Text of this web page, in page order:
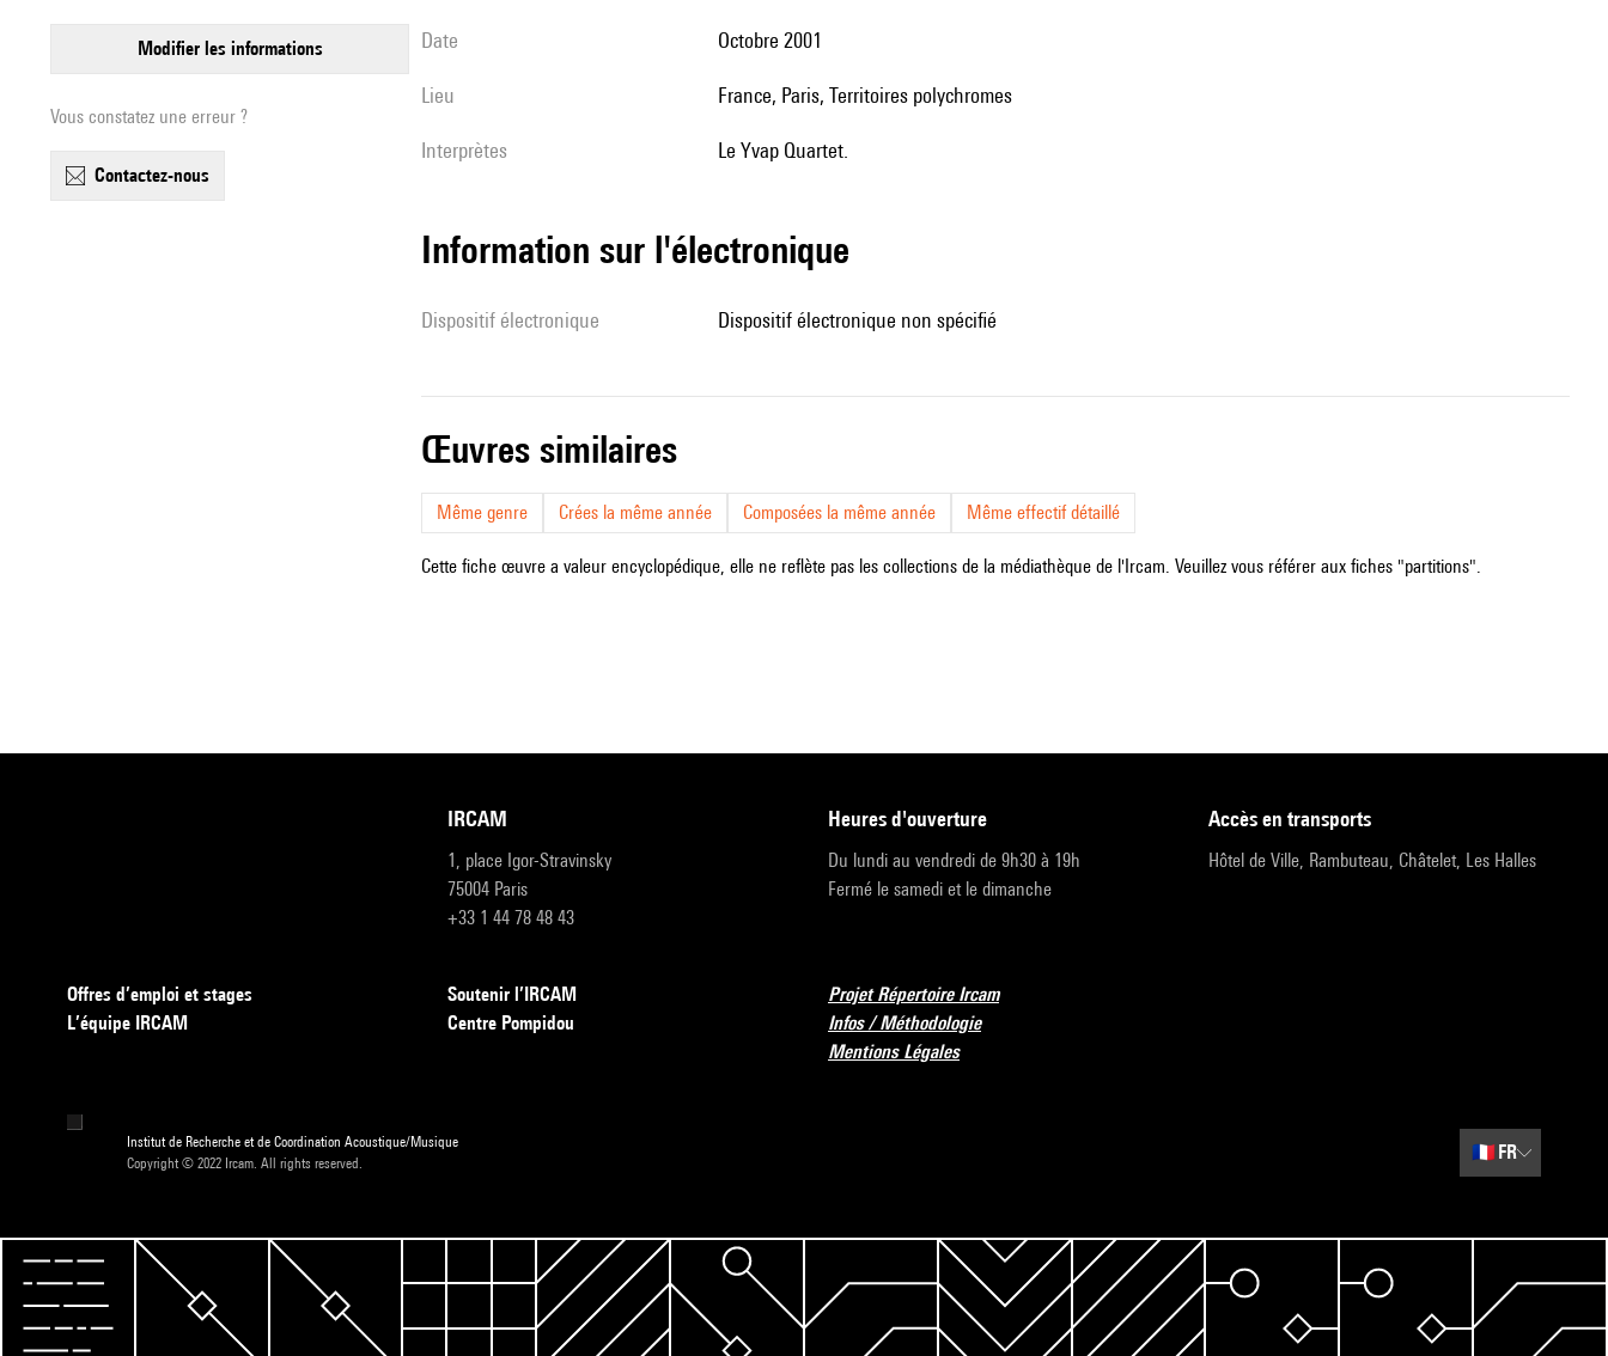
modifier les informations
Vous constatez une erreur ?
contactez-nous
date Octobre 2001
lieu France, Paris, Territoires polychromes
interprètes le Yvap Quartet.
Information sur l'électronique
Dispositif électronique dispositif électronique non spécifié
œuvres similaires
Même genre Crées la même année Composées la même année Même effectif détaillé
Cette fiche œuvre a valeur encyclopédique, elle ne reflète pas les collections de la médiathèque de l'Ircam. Veuillez vous référer aux fiches "partitions".
IRCAM
1, place Igor-Stravinsky
75004 Paris
+33 1 44 78 48 43
heures d'ouverture
Du lundi au vendredi de 9h30 à 19h
Fermé le samedi et le dimanche
accès en transports
Hôtel de Ville, Rambuteau, Châtelet, Les Halles
Offres d’emploi et stages
L’équipe IRCAM
Soutenir l’IRCAM
Centre Pompidou
Projet Répertoire Ircam
Infos / Méthodologie
Mentions Légales
Institut de Recherche et de Coordination Acoustique/Musique
Copyright © 2022 Ircam. All rights reserved.
🇫🇷 FR